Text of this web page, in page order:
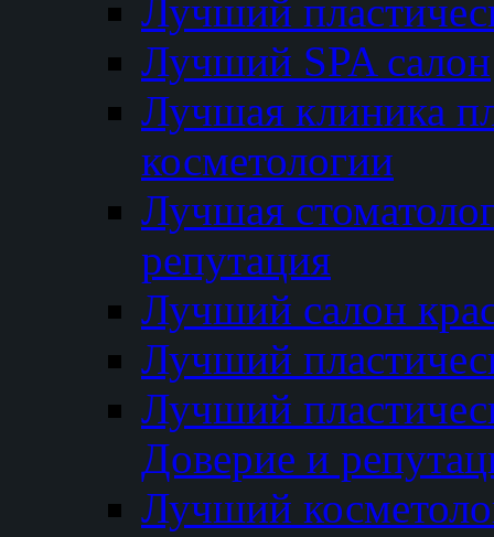
Лучший
Лучший SPA салон
Лучшая клиника
косметологии
Лучшая
репутация
Лучший салон
Лучший
Лучший
Доверие и
Лучший